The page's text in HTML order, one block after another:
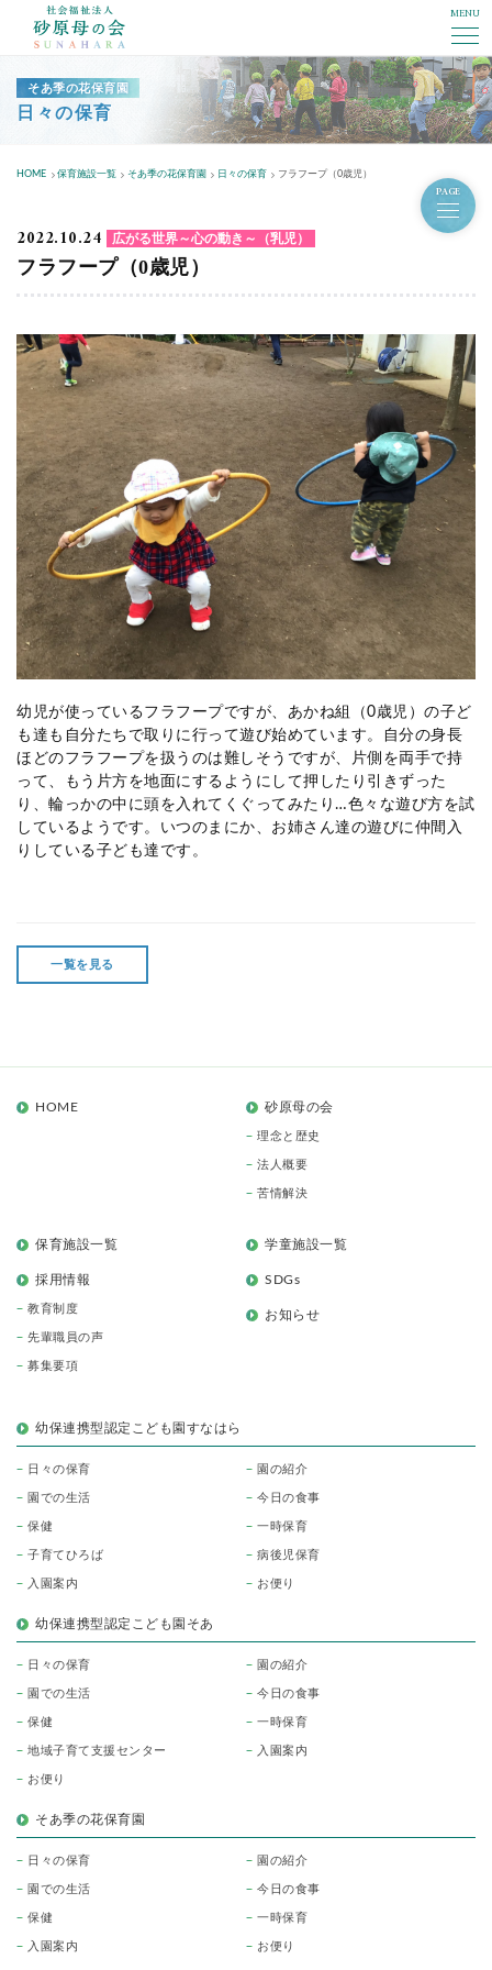
MENU
そあ季の花保育園
日々の保育
HOME 保育施設一覧 そあ季の花保育園 日々の保育 フラフープ（0歳児）
PAGE
2022.10.24 広がる世界～心の動き～（乳児）
フラフープ（0歳児）
幼児が使っているフラフープですが、あかね組（0歳児）の子ど
も達も自分たちで取りに行って遊び始めています。自分の身長
ほどのフラフープを扱うのは難しそうですが、片側を両手で持
って、もう片方を地面にするようにして押したり引きずった
り、輪っかの中に頭を入れてくぐってみたり …色々な遊び方を試
しているようです。いつのまにか、お姉さん達の遊びに仲間入
りしている子ども達です。
一覧を見る
HOME 砂原母の会
理念と歴史
法人概要
苦情解決
保育施設一覧 学童施設一覧
採用情報
教育制度
先輩職員の声
募集要項
SDGs
お知らせ
幼保連携型認定こども園すなはら
日々の保育 園の紹介
園での生活 今日の食事
保健 一時保育
子育てひろば 病後児保育
入園案内 お便り
幼保連携型認定こども園そあ
日々の保育 園の紹介
園での生活 今日の食事
保健 一時保育
地域子育て支援センター 入園案内
お便り
そあ季の花保育園
日々の保育 園の紹介
園での生活 今日の食事
保健 一時保育
入園案内 お便り